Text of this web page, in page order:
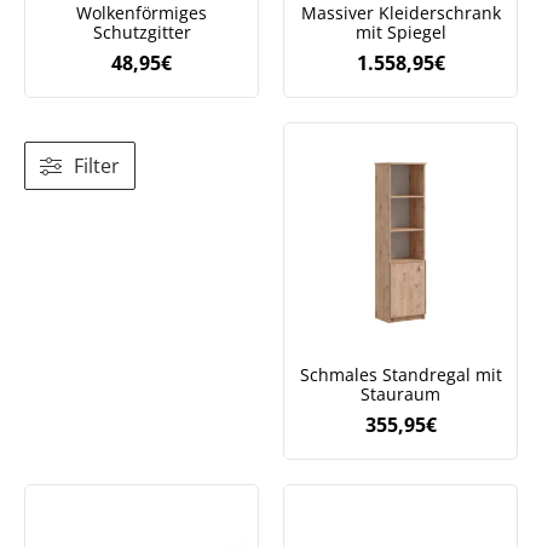
Wolkenförmiges
Schutzgitter
48,95€
Massiver Kleiderschrank
mit Spiegel
1.558,95€
Filter
Schmales Standregal mit
Stauraum
355,95€